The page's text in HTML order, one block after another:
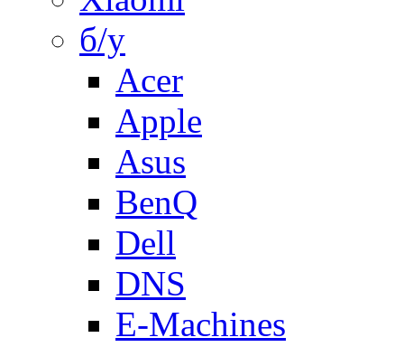
б/у
Acer
Apple
Asus
BenQ
Dell
DNS
E-Machines